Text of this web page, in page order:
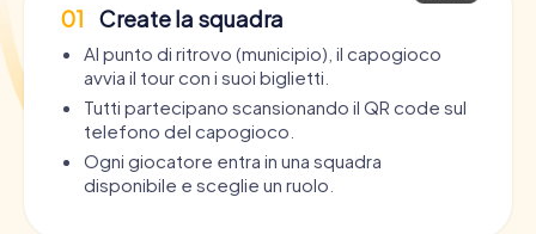
01 Create la squadra
Al punto di ritrovo (municipio), il capogioco
avvia il tour con i suoi biglietti.
Tutti partecipano scansionando il QR code sul
telefono del capogioco.
Ogni giocatore entra in una squadra
disponibile e sceglie un ruolo.